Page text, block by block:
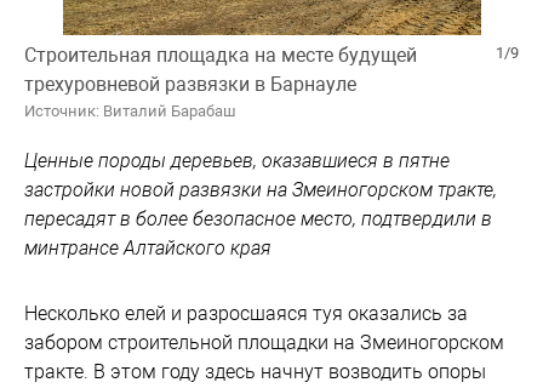
1/9
Строительная площадка на месте будущей
трехуровневой развязки в Барнауле
Источник: Виталий Барабаш
Ценные породы деревьев, оказавшиеся в пятне
застройки новой развязки на Змеиногорском тракте,
пересадят в более безопасное место, подтвердили в
минтрансе Алтайского края
Несколько елей и разросшаяся туя оказались за
забором строительной площадки на Змеиногорском
тракте. В этом году здесь начнут возводить опоры